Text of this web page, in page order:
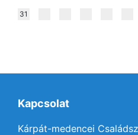
31
Kapcsolat
Kárpát-medencei